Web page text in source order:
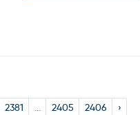
2381 ... 2405 2406 ›